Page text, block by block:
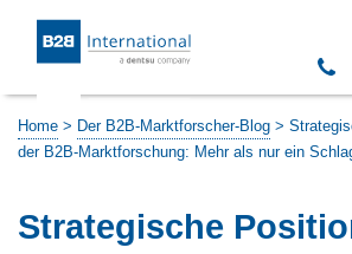
Home > Der B2B-Marktforscher-Blog >
der B2B-Marktforschung: Mehr als nur ein
Strategische